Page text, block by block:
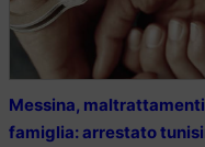
Messina,
famiglia: arrestato